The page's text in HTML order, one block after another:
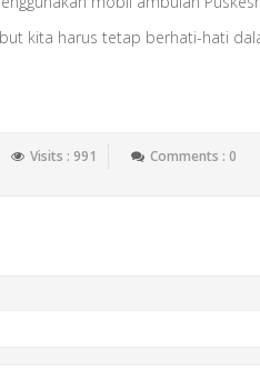
kita harus tetap berhati-hati
Visits : 991 Comments : 0